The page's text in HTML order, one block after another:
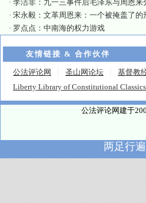
· 李洁非：九一三事件后毛泽东与周恩来
· 宋永毅：文革周恩来：一个被掩盖了的
· 罗点点：中南海的权力游戏
友情链接 & 合作伙伴
公法评论网 圣山网论坛 基督教
Liberty Library of Constitutional Classics
公法评论网建于
两足行